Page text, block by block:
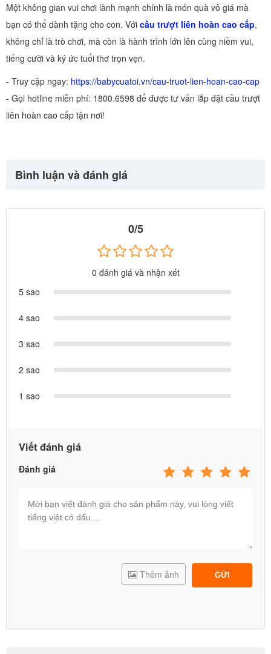
Một không gian vui chơi lành mạnh chính là món quà vô giá mà
bạn có thể dành tặng cho con. Với cầu trượt liên hoàn cao cấp,
không chỉ là trò chơi, mà còn là hành trình lớn lên cùng niềm vui,
tiếng cười và ký ức tuổi thơ trọn vẹn.
- Truy cập ngay: https://babycuatoi.vn/cau-truot-lien-hoan-cao-cap
- Gọi hotline miễn phí: 1800.6598 để được tư vấn lắp đặt cầu trượt
liên hoàn cao cấp tận nơi!
Bình luận và đánh giá
0/5
0 đánh giá và nhận xét
5 sao
4 sao
3 sao
2 sao
1 sao
Viết đánh giá
Đánh giá
GỬI
Thêm ảnh